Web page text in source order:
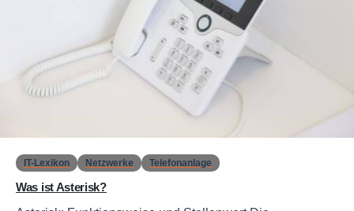
IT-Lexikon Netzwerke Telefonanlage
Was ist Asterisk?